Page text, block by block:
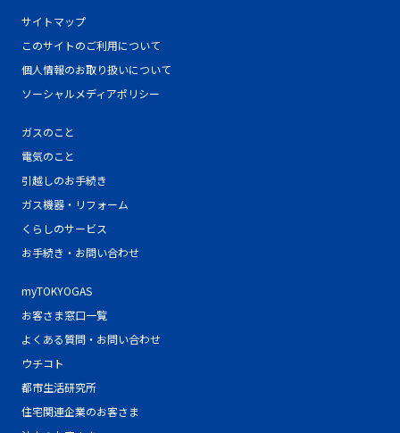
サイトマップ
このサイトのご利用について
個人情報のお取り扱いについて
ソーシャルメディアポリシー
ガスのこと
電気のこと
引越しのお手続き
ガス機器・リフォーム
くらしのサービス
お手続き・お問い合わせ
myTOKYOGAS
お客さま窓口一覧
よくある質問・お問い合わせ
ウチコト
都市生活研究所
住宅関連企業のお客さま